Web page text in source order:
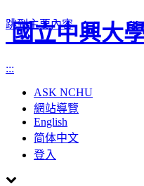
跳到主要內容
國立中興大
:::
ASK NCHU
網站導覽
English
简体中文
登入